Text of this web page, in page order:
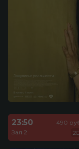
23:50
Зал 2
490